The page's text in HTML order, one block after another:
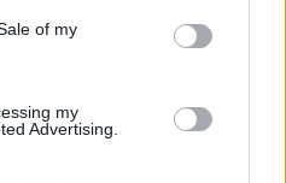
of my
my
Advertising.